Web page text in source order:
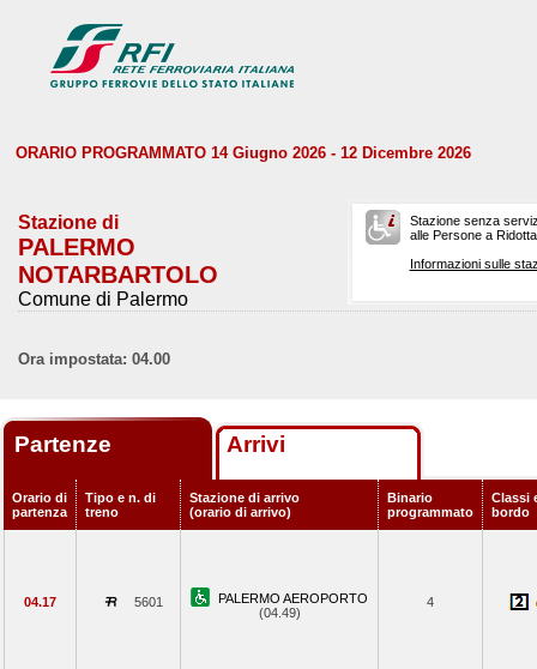
ORARIO PROGRAMMATO 14 Giugno 2026 - 12 Dicembre 2026
Stazione di
PALERMO
NOTARBARTOLO
Comune di Palermo
Stazione senza
alle Persone a
Informazioni sulle
Ora impostata: 04.00
Partenze Arrivi
Orario di
partenza
Tipo e n. di
treno
Stazione di arrivo
(orario di arrivo)
Binario
programmato
Classi
bordo
04.17 5601
PALERMO AEROPORTO
(04.49)
4